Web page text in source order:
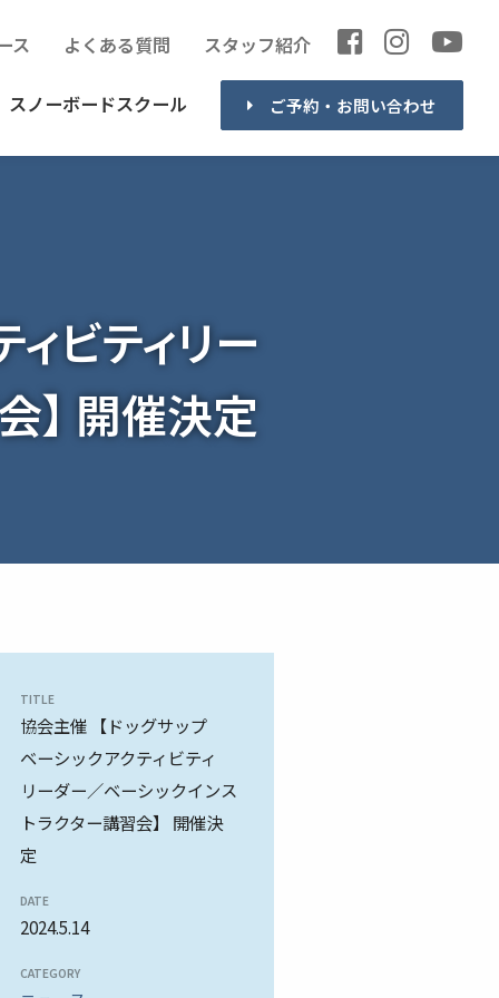
スノーボードスクール ご予約・お問い合わせ
ス よくある質問 スタッフ紹介
ビティリー
】 開催決定
TITLE
協会主催 【ドッグサップ
ベーシックアクティビティ
リーダー／ベーシックインス
トラクター講習会】 開催決
定
DATE
2024.5.14
CATEGORY